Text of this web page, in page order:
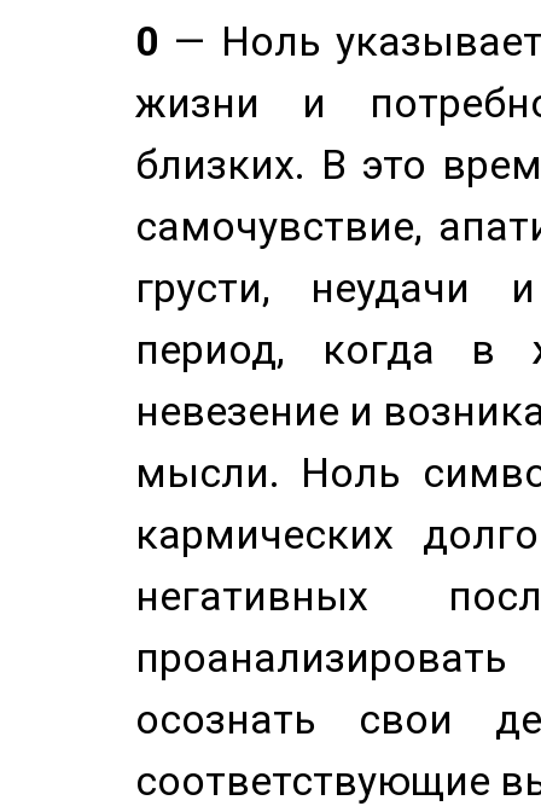
0 — Ноль
жизни и
близких. В это
самочувствие,
грусти, неудачи
период, когда в
невезение и
мысли. Ноль
кармических
негативных
осознать свои
соответствующие